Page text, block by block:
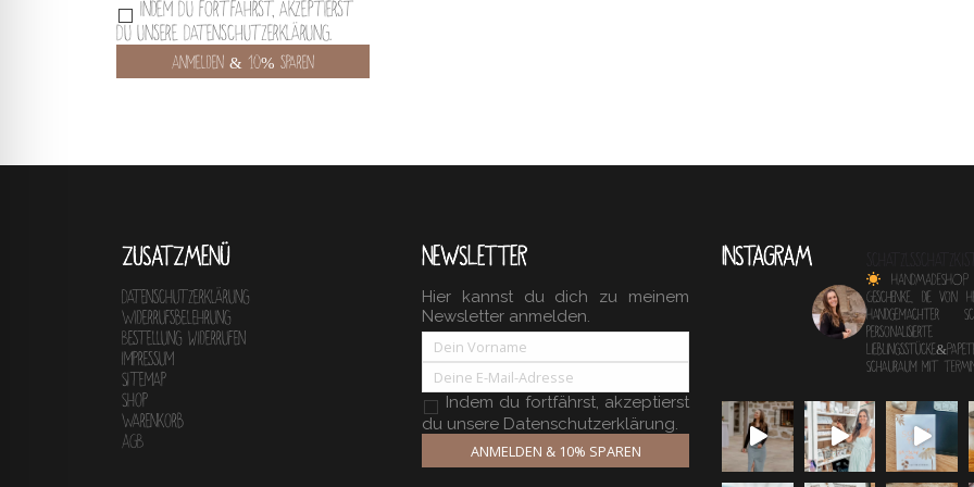
Indem Du fortfährst, akzeptierst
Du unsere Datenschutzerklärung.
ZUSATZMENÜ
Datenschutzerklärung
Widerrufsbelehrung
Bestellung widerrufen
Impressum
Sitemap
Shop
Warenkorb
AGB
NEWSLETTER
Hier kannst du dich zu meinem
Newsletter anmelden.
Indem du fortfährst, akzeptierst
du unsere Datenschutzerklärung.
ANMELDEN & 10% SPAREN
INSTAGRAM
Geschenke, die von
Handgemachter
personalisierte
Schauraum mit